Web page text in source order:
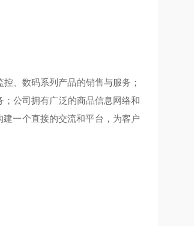
、数码系列产品的销售与服务；
；公司拥有广泛的商品信息网络和
一个直接的交流和平台，为客户